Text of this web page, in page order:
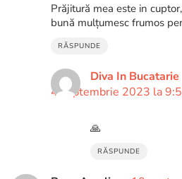
Prăjitură mea este in
bună mulțumesc frumos
RĂSPUNDE
Diva In Bucatarie
4 septembrie 2023 la
🙏
RĂSPUNDE